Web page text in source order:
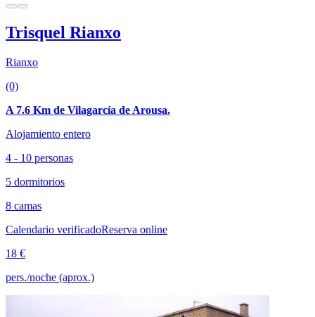
Trisquel Rianxo
Rianxo
(0)
A 7.6 Km de Vilagarcía de Arousa.
Alojamiento entero
4 - 10 personas
5 dormitorios
8 camas
Calendario verificadoReserva online
18 €
pers./noche (aprox.)